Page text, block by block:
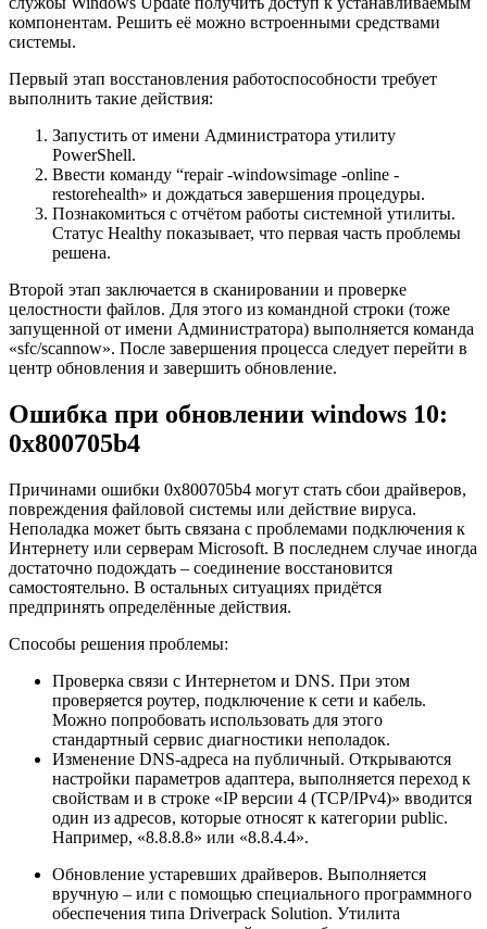
компонентам. Решить её можно встроенными средствами
системы.
Первый этап восстановления работоспособности требует
выполнить такие действия:
Запустить от имени Администратора утилиту
PowerShell.
Ввести команду “repair -windowsimage -online -
restorehealth» и дождаться завершения процедуры.
Познакомиться с отчётом работы системной утилиты.
Статус Healthy показывает, что первая часть проблемы
решена.
Второй этап заключается в сканировании и проверке
целостности файлов. Для этого из командной строки (тоже
запущенной от имени Администратора) выполняется команда
«sfc/scannow». После завершения процесса следует перейти в
центр обновления и завершить обновление.
Ошибка при обновлении windows 10:
0x800705b4
Причинами ошибки 0x800705b4 могут стать сбои драйверов,
повреждения файловой системы или действие вируса.
Неполадка может быть связана с проблемами подключения к
Интернету или серверам Microsoft. В последнем случае иногда
достаточно подождать – соединение восстановится
самостоятельно. В остальных ситуациях придётся
предпринять определённые действия.
Способы решения проблемы:
Проверка связи с Интернетом и DNS. При этом
проверяется роутер, подключение к сети и кабель.
Можно попробовать использовать для этого
стандартный сервис диагностики неполадок.
Изменение DNS-адреса на публичный. Открываются
настройки параметров адаптера, выполняется переход к
свойствам и в строке «IP версии 4 (TCP/IPv4)» вводится
один из адресов, которые относят к категории public.
Например, «8.8.8.8» или «8.8.4.4».
Обновление устаревших драйверов. Выполняется
вручную – или с помощью специального программного
обеспечения типа Driverpack Solution. Утилита